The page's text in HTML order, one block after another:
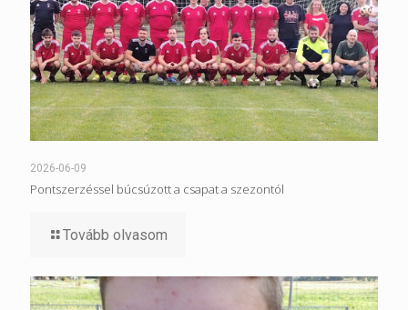
2026-06-09
Pontszerzéssel búcsúzott a csapat a szezontól
Tovább olvasom